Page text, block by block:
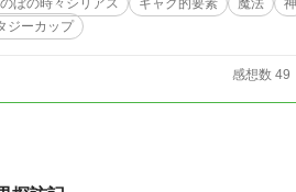
ぼの時々シリアス ギャグ的要素 魔法 神
ジーカップ
感想数 49